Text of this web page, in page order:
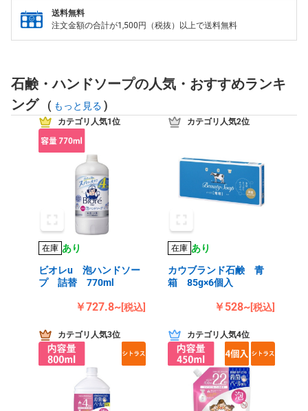
送料無料
注文金額の合計が1,500円（税抜）以上で送料無料
石鹸・ハンドソープの人気・おすすめランキ
ング
( もっと見る )
カテゴリ人気1位
在庫 あり
ビオレu 泡ハンドソー
プ 詰替 770ml
￥727.8~[税込]
カテゴリ人気2位
在庫 あり
カウブランド石鹸 青
箱 85g×6個入
￥528~[税込]
カテゴリ人気3位 カテゴリ人気4位